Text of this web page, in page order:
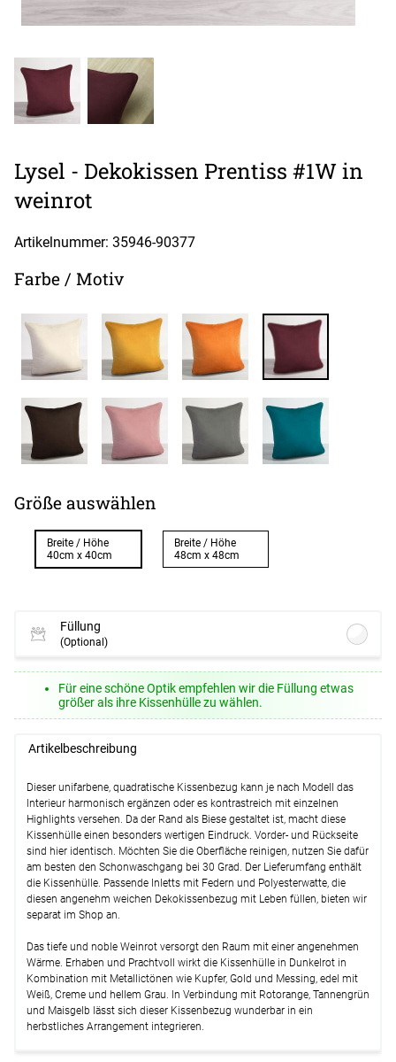
Lysel - Dekokissen Prentiss #1W in
weinrot
Artikelnummer: 35946-90377
Farbe / Motiv
Größe auswählen
Breite / Höhe
40cm x 40cm
Breite / Höhe
48cm x 48cm
Füllung
(Optional)
+13,45 EUR)
Optionen verfügbar, bitte konfigurieren.
Lysel - Kissenfüllung Polyesterwatte
(ab +13,95 EUR)
Optionen verfügbar, bitte konfigurieren.
Weiter
Für eine schöne Optik empfehlen wir die Füllung etwas
größer als ihre Kissenhülle zu wählen.
Artikelbeschreibung
Dieser unifarbene, quadratische Kissenbezug kann je nach Modell das
Interieur harmonisch ergänzen oder es kontrastreich mit einzelnen
Highlights versehen. Da der Rand als Biese gestaltet ist, macht diese
Kissenhülle einen besonders wertigen Eindruck. Vorder- und Rückseite
sind hier identisch. Möchten Sie die Oberfläche reinigen, nutzen Sie dafür
am besten den Schonwaschgang bei 30 Grad. Der Lieferumfang enthält
die Kissenhülle. Passende Inletts mit Federn und Polyesterwatte, die
diesen angenehm weichen Dekokissenbezug mit Leben füllen, bieten wir
separat im Shop an.
Das tiefe und noble Weinrot versorgt den Raum mit einer angenehmen
Wärme. Erhaben und Prachtvoll wirkt die Kissenhülle in Dunkelrot in
Kombination mit Metallictönen wie Kupfer, Gold und Messing, edel mit
Weiß, Creme und hellem Grau. In Verbindung mit Rotorange, Tannengrün
und Maisgelb lässt sich dieser Kissenbezug wunderbar in ein
herbstliches Arrangement integrieren.